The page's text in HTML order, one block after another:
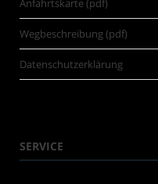
Anfahrtskarte (pdf)
Wegbeschreibung (pdf)
Datenschutzerklärung
SERVICE